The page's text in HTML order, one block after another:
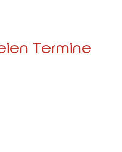
Termine